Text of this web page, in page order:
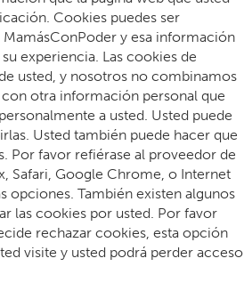
Cookies puedes ser
y esa información
experiencia. Las cookies de
usted, y nosotros no combinamos
otra información personal que
a usted. Usted puede
Usted también puede hacer que
Por favor refiérase al proveedor de
Safari, Google Chrome, o Internet
opciones. También existen algunos
las cookies por usted. Por favor
rechazar cookies, esta opción
visite y usted podrá perder acceso